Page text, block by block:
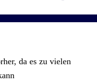
da es zu vielen